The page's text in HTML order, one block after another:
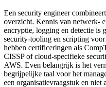
Een security engineer
overzicht. Kennis van netwerk-
encryptie, logging en detectie is
security-tooling en scripting
hebben certificeringen als
CISSP of cloud-specifieke
AWS. Even belangrijk is het
begrijpelijke taal voor het
een organisatievraagstuk en niet